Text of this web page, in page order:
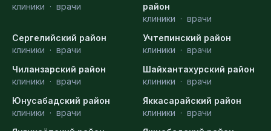
клиники · врачи
район
клиники · врачи
Сергелийский район
клиники · врачи
Учтепинский район
клиники · врачи
Чиланзарский район
клиники · врачи
Шайхантахурский район
клиники · врачи
Юнусабадский район
клиники · врачи
Яккасарайский район
клиники · врачи